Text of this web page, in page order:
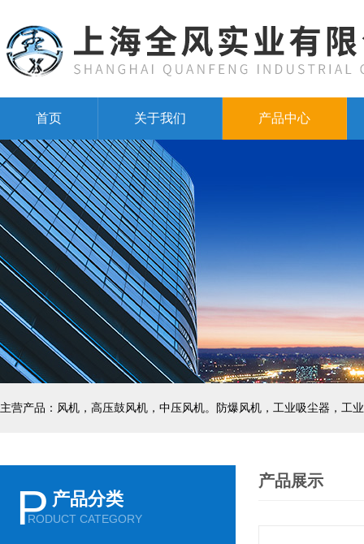
首页 关于我们 产品中心
主营产品：风机，高压鼓风机，中压风机。防爆风机，工业吸尘器，工
P 产品分类
RODUCT CATEGORY
产品展示